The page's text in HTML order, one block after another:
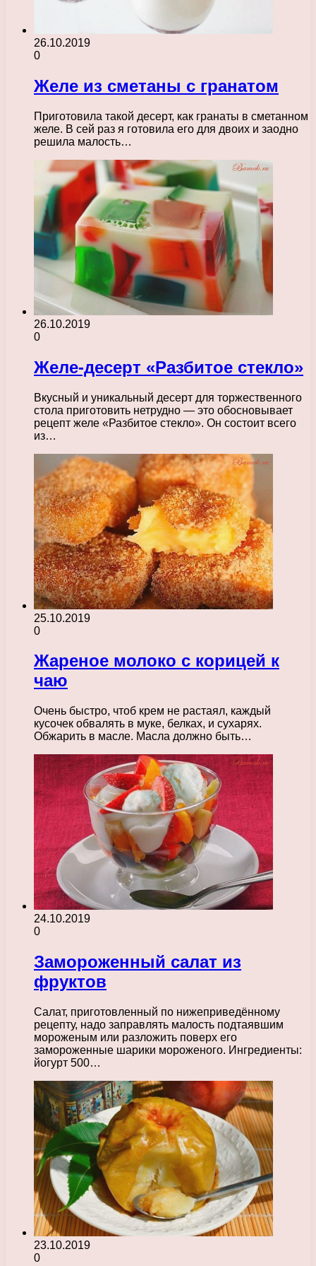
26.10.2019
0
Желе из сметаны с гранатом
Приготовила такой десерт, как гранаты в сметанном
желе. В сей раз я готовила его для двоих и заодно
решила малость…
26.10.2019
0
Желе-десерт «Разбитое стекло»
Вкусный и уникальный десерт для торжественного
стола приготовить нетрудно — это обосновывает
рецепт желе «Разбитое стекло». Он состоит всего
из…
25.10.2019
0
Жареное молоко с корицей к
чаю
Очень быстро, чтоб крем не растаял, каждый
кусочек обвалять в муке, белках, и сухарях.
Обжарить в масле. Масла должно быть…
24.10.2019
0
Замороженный салат из
фруктов
Салат, приготовленный по нижеприведённому
рецепту, надо заправлять малость подтаявшим
мороженым или разложить поверх его
замороженные шарики мороженого. Ингредиенты:
йогурт 500…
23.10.2019
0